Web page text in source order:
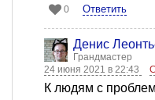
0 Ответить
Денис
Грандмастер
24 июня 2021 в 22:43
К людям с